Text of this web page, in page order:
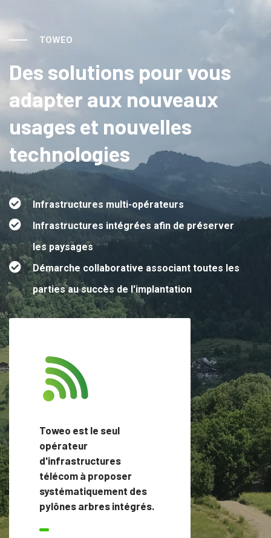
TOWEO
Des solutions pour vous
adapter aux nouveaux
usages et nouvelles
technologies
Infrastructures multi-opérateurs
Infrastructures intégrées afin de préserver
les paysages
Démarche collaborative associant toutes les
parties au succès de l'implantation
Toweo est le seul
opérateur
d'infrastructures
télécom à proposer
systématiquement des
pylônes arbres intégrés.